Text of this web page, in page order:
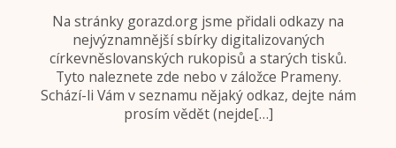
Na stránky gorazd.org jsme přidali odkazy na
nejvýznamnější sbírky digitalizovaných
církevněslovanských rukopisů a starých tisků.
Tyto naleznete zde nebo v záložce Prameny.
Schází-li Vám v seznamu nějaký odkaz, dejte nám
prosím vědět (nejde[…]